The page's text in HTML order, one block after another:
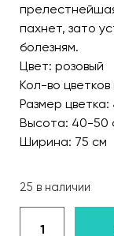
пахнет, зато
болезням.
Цвет: розовый
Кол-во
Размер
Высота: 40-50
Ширина: 75 см
25 в наличии